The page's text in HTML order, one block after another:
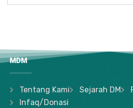
MDM
Tentang Kami Sejarah DM
Infaq/Donasi